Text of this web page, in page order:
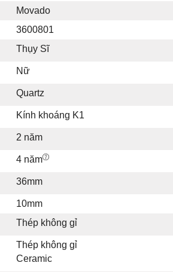
Movado
3600801
Thụy Sĩ
Nữ
Quartz
Kính khoáng K1
2 năm
4 năm
36mm
10mm
Thép không gỉ
Thép không gỉ
Ceramic